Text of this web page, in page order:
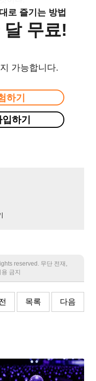
로 즐기는 방법
무료!
가능합니다.
하기
하기
reserved. 무단 전재,
금지
목록 다음